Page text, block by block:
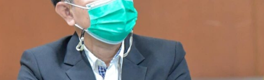
Search
for:
Search